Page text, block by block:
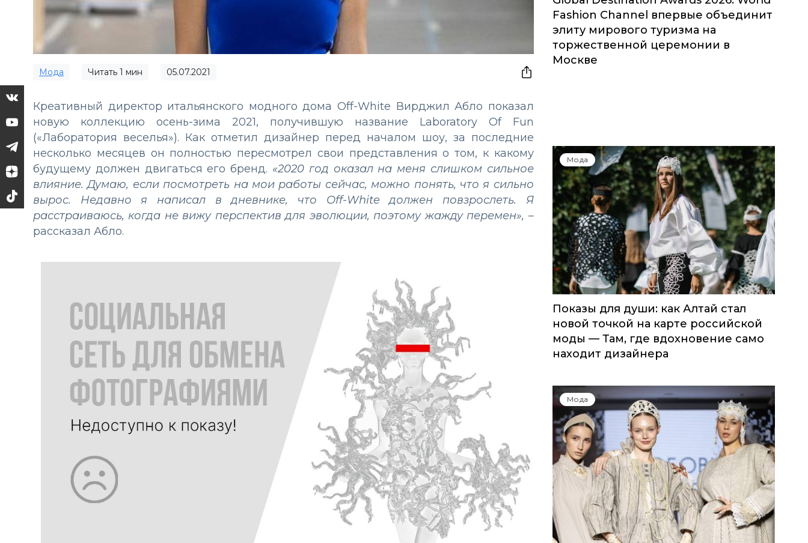
Мода Читать 1 мин 05.07.2021
Креативный директор итальянского модного дома Off-White Вирджил Абло показал
новую коллекцию осень-зима 2021, получившую название Laboratory Of Fun
(«Лаборатория веселья»). Как отметил дизайнер перед началом шоу, за последние
несколько месяцев он полностью пересмотрел свои представления о том, к какому
будущему должен двигаться его бренд. «2020 год оказал на меня слишком сильное
влияние. Думаю, если посмотреть на мои работы сейчас, можно понять, что я сильно
вырос. Недавно я написал в дневнике, что Off-White должен повзрослеть. Я
расстраиваюсь, когда не вижу перспектив для эволюции, поэтому жажду перемен», –
рассказал Абло.
Fashion Channel впервые объединит
элиту мирового туризма на
торжественной церемонии в
Москве
Мода
Показы для души: как Алтай стал
новой точкой на карте российской
моды — Там, где вдохновение само
находит дизайнера
Мода